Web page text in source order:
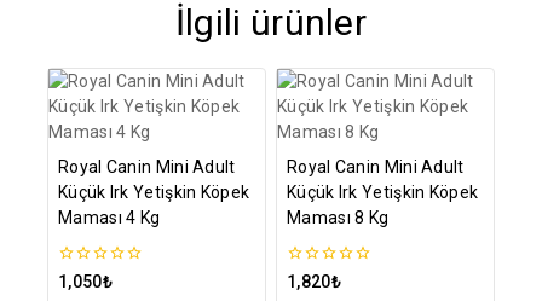
İlgili ürünler
Royal Canin Mini Adult
Küçük Irk Yetişkin Köpek
Maması 4 Kg
0
1,050₺
Royal Canin Mini Adult
Küçük Irk Yetişkin Köpek
Maması 8 Kg
0
1,820₺